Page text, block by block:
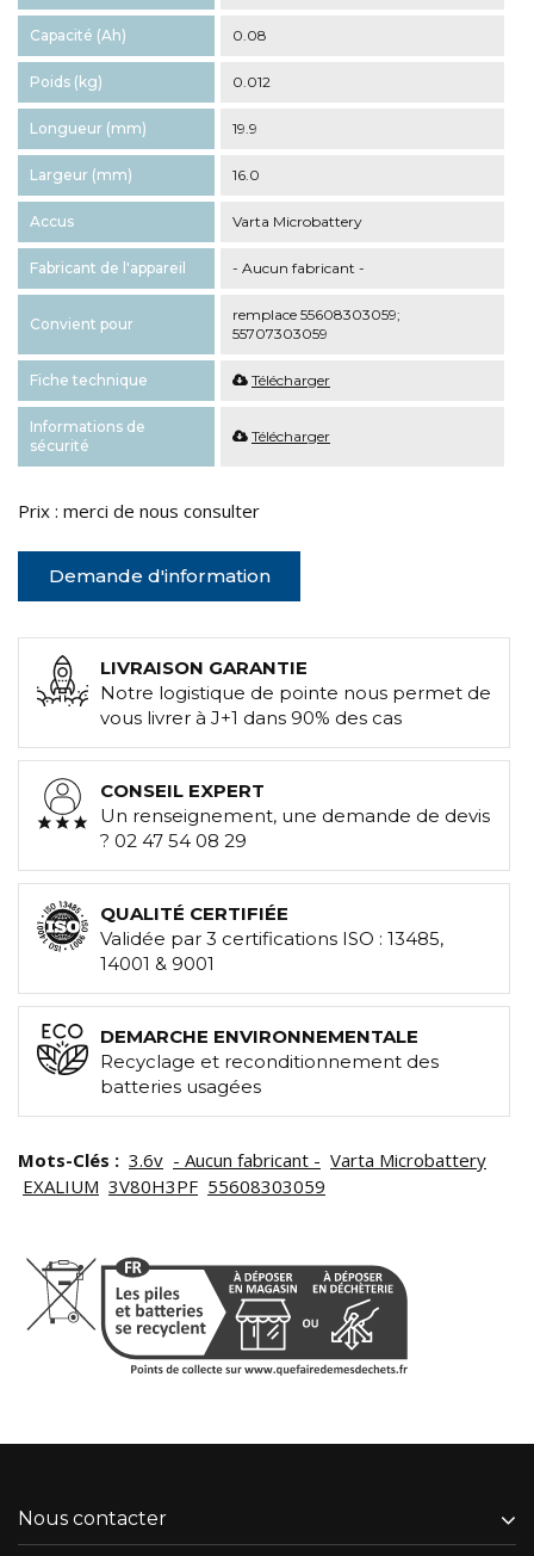
Capacité (Ah) 0.08
Poids (kg) 0.012
Longueur (mm) 19.9
Largeur (mm) 16.0
Accus Varta Microbattery
Fabricant de l'appareil - Aucun fabricant -
Convient pour
remplace 55608303059;
55707303059
Fiche technique Télécharger
Informations de
sécurité
Télécharger
Prix : merci de nous consulter
Demande d'information
LIVRAISON GARANTIE
Notre logistique de pointe nous permet de
vous livrer à J+1 dans 90% des cas
CONSEIL EXPERT
Un renseignement, une demande de devis
? 02 47 54 08 29
QUALITÉ CERTIFIÉE
Validée par 3 certifications ISO : 13485,
14001 & 9001
DEMARCHE ENVIRONNEMENTALE
Recyclage et reconditionnement des
batteries usagées
Mots-Clés : 3.6v - Aucun fabricant - Varta Microbattery
EXALIUM 3V80H3PF 55608303059
Nous contacter